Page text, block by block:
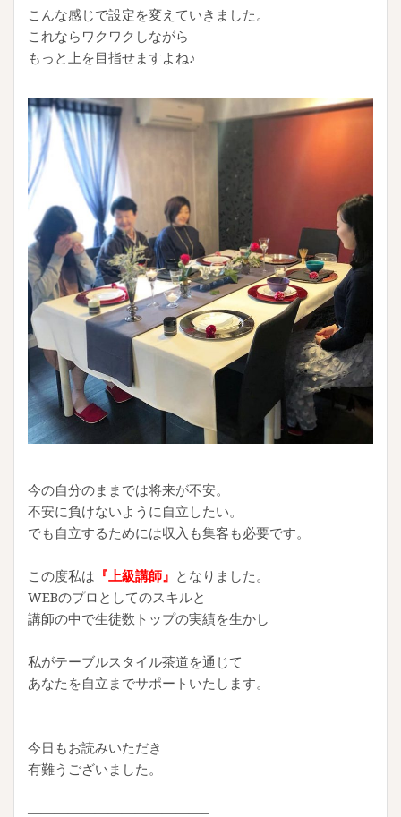
こんな感じで設定を変えていきました。
これならワクワクしながら
もっと上を目指せますよね♪
今の自分のままでは将来が不安。
不安に負けないように自立したい。
でも自立するためには収入も集客も必要です。
この度私は 『上級講師』 となりました。
WEBのプロとしてのスキルと
講師の中で生徒数トップの実績を生かし
私がテーブルスタイル茶道を通じて
あなたを自立までサポートいたします。
今日もお読みいただき
有難うございました。
—————————————–